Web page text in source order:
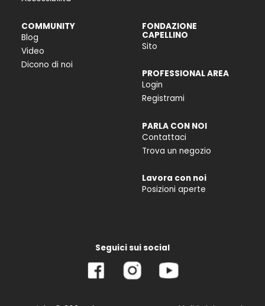
COMMUNITY
Blog
Video
Dicono di noi
FONDAZIONE
CAPELLINO
Sito
PROFESSIONAL AREA
Login
Registrami
PARLA CON NOI
Contattaci
Trova un negozio
Lavora con noi
Posizioni aperte
Seguici sui social